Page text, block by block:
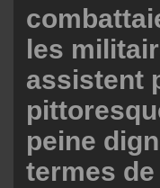
les
assistent
peine
termes